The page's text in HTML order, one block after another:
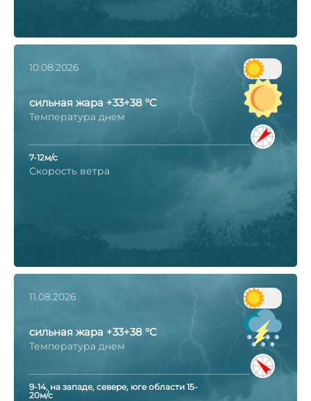
10.08.2026
сильная жара +33+38 °C
Температура днем
7-12м/с
Скорость ветра
11.08.2026
сильная жара +33+38 °C
Температура днем
9-14, на западе, севере, юге области 15-
20м/с